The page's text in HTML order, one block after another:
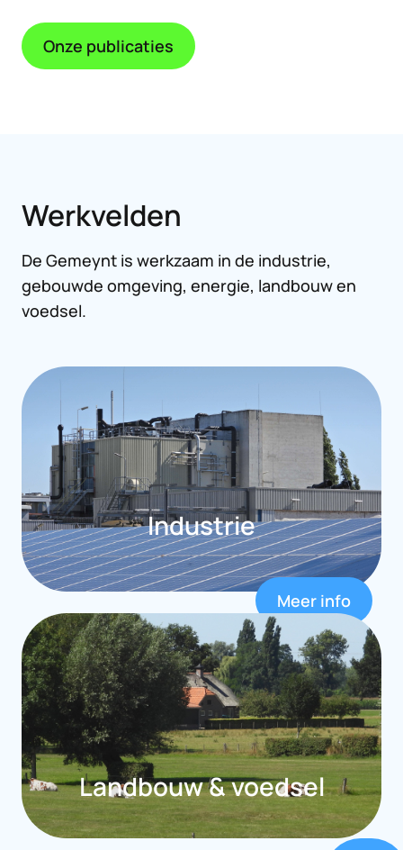
Onze publicaties
Werkvelden
De Gemeynt is werkzaam in de industrie,
gebouwde omgeving, energie, landbouw en
voedsel.
Industrie
Meer info
Landbouw & voedsel